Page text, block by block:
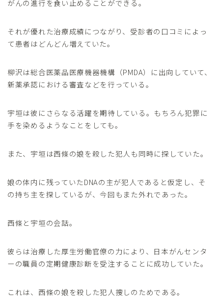
がんの進行を食い止めることができる。
それが優れた治療成績につながり、受診者の口コミによっ
て患者はどんどん増えていた。
柳沢は総合医薬品医療機器機構（PMDA）に出向していて、
新薬承認における審査などを行っている。
宇垣は彼にさらなる活躍を期待している。もちろん犯罪に
手を染めるようなことをしても。
また、宇垣は西條の娘を殺した犯人も同時に探していた。
娘の体内に残っていたDNAの主が犯人であると仮定し、そ
の持ち主を探しているが、今回もまた外れであった。
西條と宇垣の会話。
彼らは治療した厚生労働官僚の力により、日本がんセンタ
ーの職員の定期健康診断を受注することに成功していた。
これは、西條の娘を殺した犯人捜しのためである。